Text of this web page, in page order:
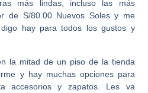
más lindas, incluso las más
de S/80.00 Nuevos Soles y me
hay para todos los gustos y
la mitad de un piso de la tienda
y hay muchas opciones para
accesorios y zapatos. Les va